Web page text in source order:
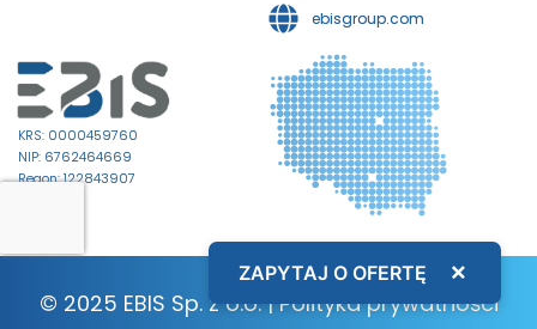
ebisgroup.com
KRS: 0000459760
NIP: 6762464669
Regon: 122843907
© 2025 EBIS Sp. z o.o. |Polityka prywatności
ZAPYTAJ O OFERTĘ ×